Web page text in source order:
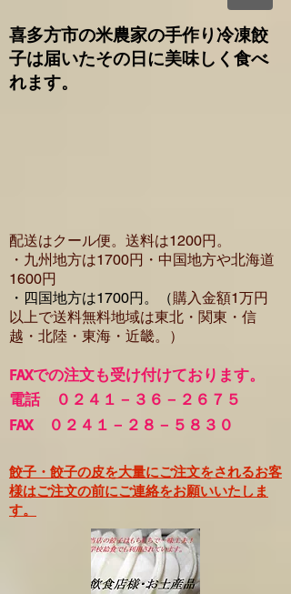
喜多方市の米農家の手作り冷凍餃
子は届いたその日に美味しく食べ
れます。
配送はクール便。送料は1200円。
・​九州地方は1700円 ・中国地方や北海道
1600円
・四国地方は1700円。（購入金額1万円
以上で送料無料地域は東北・関東・信
越・北陸・東海・近畿。）
FAXでの注文も受け付けております。
電話 ０２４１－３６－２６７５
FAX ０２４１－２８－５８３０
餃子・餃子の皮を大量にご注文をされるお客
様はご注文の前にご連絡をお願いいたしま
す。​